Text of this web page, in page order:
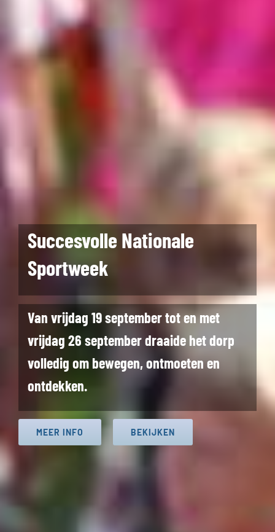
Succesvolle Nationale
Sportweek
Van vrijdag 19 september tot en met
vrijdag 26 september draaide het dorp
volledig om bewegen, ontmoeten en
ontdekken.
MEER INFO BEKIJKEN